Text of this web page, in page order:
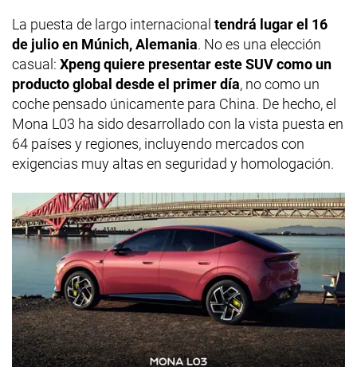
La puesta de largo internacional tendrá lugar el 16
de julio en Múnich, Alemania. No es una elección
casual: Xpeng quiere presentar este SUV como un
producto global desde el primer día, no como un
coche pensado únicamente para China. De hecho, el
Mona L03 ha sido desarrollado con la vista puesta en
64 países y regiones, incluyendo mercados con
exigencias muy altas en seguridad y homologación.